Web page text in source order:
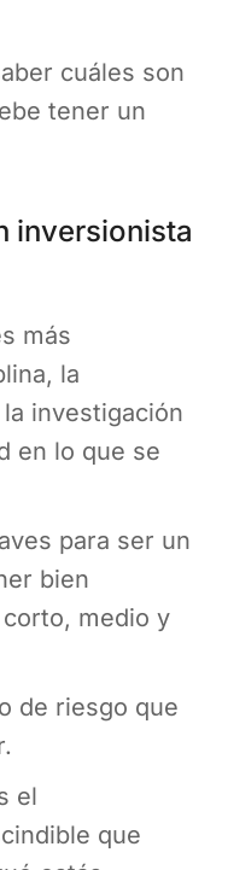
cuáles son
tener un
inversionista
más
la
investigación
en lo que se
para ser un
bien
medio y
de riesgo que
el
que